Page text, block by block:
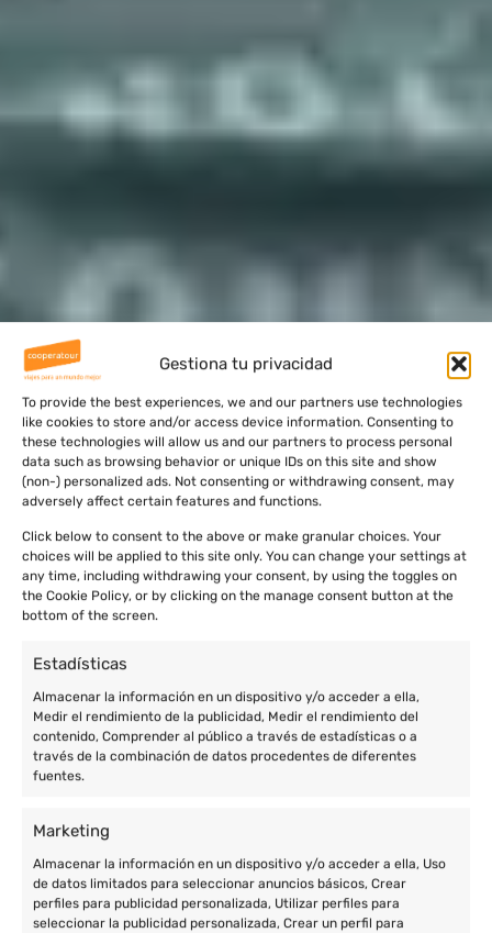
Gestiona tu privacidad
To provide the best experiences, we and our partners use technologies
like cookies to store and/or access device information. Consenting to
these technologies will allow us and our partners to process personal
data such as browsing behavior or unique IDs on this site and show
(non-) personalized ads. Not consenting or withdrawing consent, may
adversely affect certain features and functions.
Click below to consent to the above or make granular choices. Your
choices will be applied to this site only. You can change your settings at
any time, including withdrawing your consent, by using the toggles on
the Cookie Policy, or by clicking on the manage consent button at the
bottom of the screen.
Estadísticas
Almacenar la información en un dispositivo y/o acceder a ella,
Medir el rendimiento de la publicidad, Medir el rendimiento del
contenido, Comprender al público a través de estadísticas o a
través de la combinación de datos procedentes de diferentes
fuentes.
Marketing
Almacenar la información en un dispositivo y/o acceder a ella, Uso
de datos limitados para seleccionar anuncios básicos, Crear
perfiles para publicidad personalizada, Utilizar perfiles para
seleccionar la publicidad personalizada, Crear un perfil para